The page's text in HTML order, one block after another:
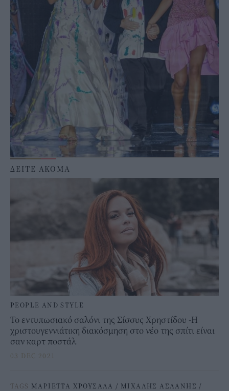
ΔΕΙΤΕ ΑΚΟΜΑ
PEOPLE AND STYLE
To εντυπωσιακό σαλόνι της Σίσσυς Χρηστίδου -Η
χριστουγεννιάτικη διακόσμηση στο νέο της σπίτι είναι
σαν καρτ ποστάλ
03 DEC 2021
TAGS ΜΑΡΙΕΤΤΑ ΧΡΟΥΣΑΛΑ / ΜΙΧΑΛΗΣ ΑΣΛΑΝΗΣ /